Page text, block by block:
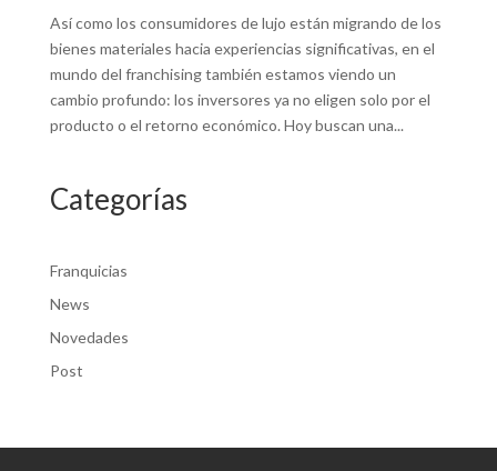
Así como los consumidores de lujo están migrando de los
bienes materiales hacia experiencias significativas, en el
mundo del franchising también estamos viendo un
cambio profundo: los inversores ya no eligen solo por el
producto o el retorno económico. Hoy buscan una...
Categorías
Franquicias
News
Novedades
Post